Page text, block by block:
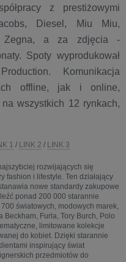
z prestiżowymi
Diesel, Miu Miu,
Zegna, a za zdjęcia -
Spoty wyprodukował
Komunikacja
offline, jak i online,
wszystkich 12 rynkach,
1 / LINK 2 / LINK 3
rozwijających się
fashion i lifestyle. Ten działający
nowe standardy zakupowe
ponad 200 000 starannie
światowych, modowych marek,
Furla, Tory Burch, Polo
limitowane kolekcje
do kobiet. Dzięki starannie
inspirujący świat
przedmiotów do